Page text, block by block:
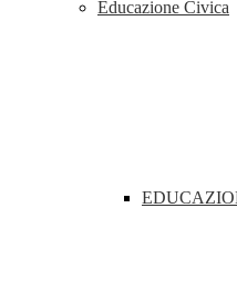
Educazione Civica